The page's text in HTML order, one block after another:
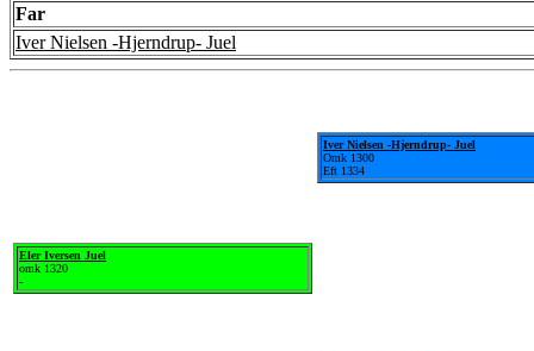
Far
Iver Nielsen -Hjerndrup- Juel
Eler Iversen Juel
omk 1320
-
Iver Nielsen -Hjerndrup- Juel
Omk 1300
Eft 1334